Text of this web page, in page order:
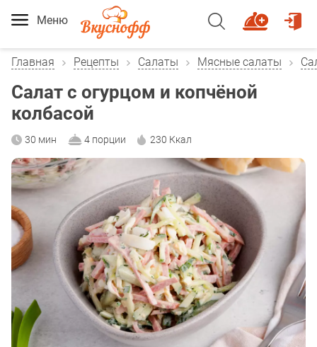
Меню
Главная Рецепты Салаты Мясные салаты
Салат с огурцом и копчёной
колбасой
30 мин 4 порции 230 Ккал